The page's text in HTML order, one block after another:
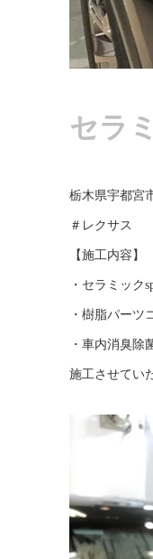
セラ
栃木県宇都宮
＃レクサス
【施工内容】
・セラミック
・樹脂パーツ
・車内消臭除
施工させてい